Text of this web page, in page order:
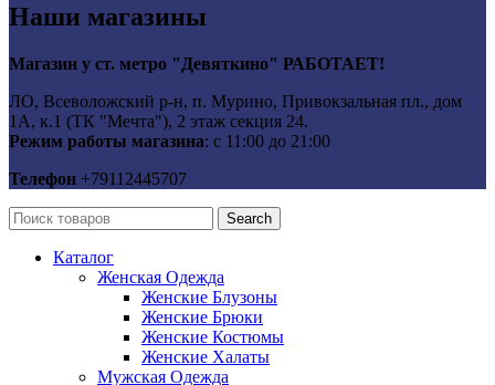
Наши магазины
Магазин у ст. метро "Девяткино" РАБОТАЕТ!
ЛО, Всеволожский р-н, п. Мурино, Привокзальная пл., дом
1А, к.1 (ТК "Мечта"), 2 этаж секция 24.
Режим работы магазина: с 11:00 до 21:00
Телефон +79112445707
Search
Каталог
Женская Одежда
Женские Блузоны
Женские Брюки
Женские Костюмы
Женские Халаты
Мужская Одежда